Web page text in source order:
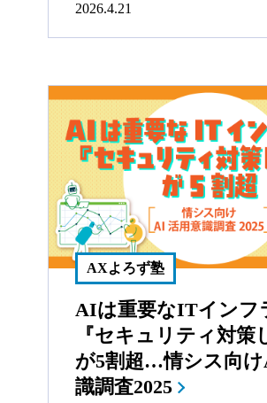
2026.4.21
AXよろず塾
AIは重要なITインフ
『セキュリティ対策
が5割超…情シス向
識調査2025